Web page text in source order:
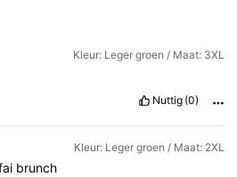
Kleur: Leger groen / Maat: 3XL
Nuttig (0)
Kleur: Leger groen / Maat: 2XL
brunch